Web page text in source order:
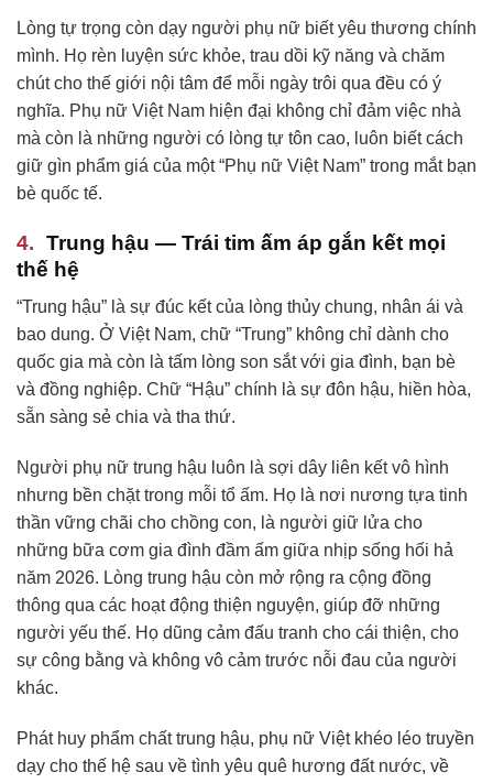
Lòng tự trọng còn dạy người phụ nữ biết yêu thương chính
mình. Họ rèn luyện sức khỏe, trau dồi kỹ năng và chăm
chút cho thế giới nội tâm để mỗi ngày trôi qua đều có ý
nghĩa. Phụ nữ Việt Nam hiện đại không chỉ đảm việc nhà
mà còn là những người có lòng tự tôn cao, luôn biết cách
giữ gìn phẩm giá của một “Phụ nữ Việt Nam” trong mắt bạn
bè quốc tế.
Trung hậu — Trái tim ấm áp gắn kết mọi
thế hệ
“Trung hậu” là sự đúc kết của lòng thủy chung, nhân ái và
bao dung. Ở Việt Nam, chữ “Trung” không chỉ dành cho
quốc gia mà còn là tấm lòng son sắt với gia đình, bạn bè
và đồng nghiệp. Chữ “Hậu” chính là sự đôn hậu, hiền hòa,
sẵn sàng sẻ chia và tha thứ.
Người phụ nữ trung hậu luôn là sợi dây liên kết vô hình
nhưng bền chặt trong mỗi tổ ấm. Họ là nơi nương tựa tinh
thần vững chãi cho chồng con, là người giữ lửa cho
những bữa cơm gia đình đầm ấm giữa nhịp sống hối hả
năm 2026. Lòng trung hậu còn mở rộng ra cộng đồng
thông qua các hoạt động thiện nguyện, giúp đỡ những
người yếu thế. Họ dũng cảm đấu tranh cho cái thiện, cho
sự công bằng và không vô cảm trước nỗi đau của người
khác.
Phát huy phẩm chất trung hậu, phụ nữ Việt khéo léo truyền
dạy cho thế hệ sau về tình yêu quê hương đất nước, về